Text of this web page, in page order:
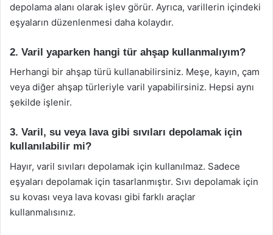
depolama alanı olarak işlev görür. Ayrıca, varillerin içindeki
eşyaların düzenlenmesi daha kolaydır.
2. Varil yaparken hangi tür ahşap kullanmalıyım?
Herhangi bir ahşap türü kullanabilirsiniz. Meşe, kayın, çam
veya diğer ahşap türleriyle varil yapabilirsiniz. Hepsi aynı
şekilde işlenir.
3. Varil, su veya lava gibi sıvıları depolamak için
kullanılabilir mi?
Hayır, varil sıvıları depolamak için kullanılmaz. Sadece
eşyaları depolamak için tasarlanmıştır. Sıvı depolamak için
su kovası veya lava kovası gibi farklı araçlar
kullanmalısınız.